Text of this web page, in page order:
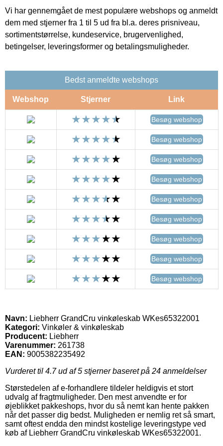
Vi har gennemgået de mest populære webshops og anmeldt
dem med stjerner fra 1 til 5 ud fra bl.a. deres prisniveau,
sortimentstørrelse, kundeservice, brugervenlighed,
betingelser, leveringsformer og betalingsmuligheder.
Bedst anmeldte webshops
Webshop Stjerner Link
Besøg webshop
Besøg webshop
Besøg webshop
Besøg webshop
Besøg webshop
Besøg webshop
Besøg webshop
Besøg webshop
Besøg webshop
Navn: Liebherr GrandCru vinkøleskab WKes65322001
Kategori: Vinkøler & vinkøleskab
Producent: Liebherr
Varenummer: 261738
EAN: 9005382235492
Vurderet til 4.7ud af 5 stjerner baseret på 24 anmeldelser
Størstedelen af e-forhandlere tildeler heldigvis et stort
udvalg af fragtmuligheder. Den mest anvendte er for
øjeblikket pakkeshops, hvor du så nemt kan hente pakken
når det passer dig bedst. Muligheden er nemlig ret så smart,
samt oftest endda den mindst kostelige leveringstype ved
køb af Liebherr GrandCru vinkøleskab WKes65322001.